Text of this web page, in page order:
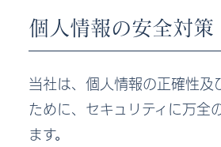
個人情報の安全対策
当社は、個人情報の正確性及
ために、セキュリティに万全
ます。